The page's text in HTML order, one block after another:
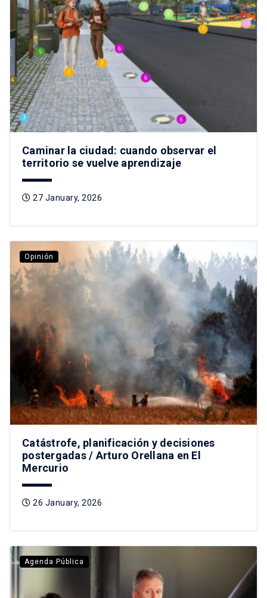
Caminar la ciudad: cuando observar el
territorio se vuelve aprendizaje
27 January, 2026
Opinión
Catástrofe, planificación y decisiones
postergadas / Arturo Orellana en El
Mercurio
26 January, 2026
Agenda Pública